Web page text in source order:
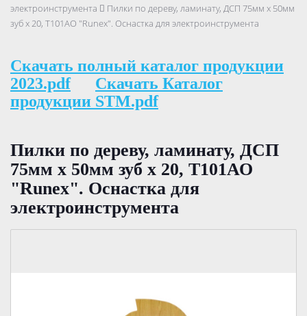
электроинструмента
Пилки по дереву, ламинату, ДСП 75мм х 50мм
зуб х 20, Т101АО "Runex". Оснастка для электроинструмента
Скачать полный каталог продукции
2023.pdf
Скачать Каталог
продукции STM.pdf
Пилки по дереву, ламинату, ДСП
75мм х 50мм зуб х 20, Т101АО
"Runex". Оснастка для
электроинструмента